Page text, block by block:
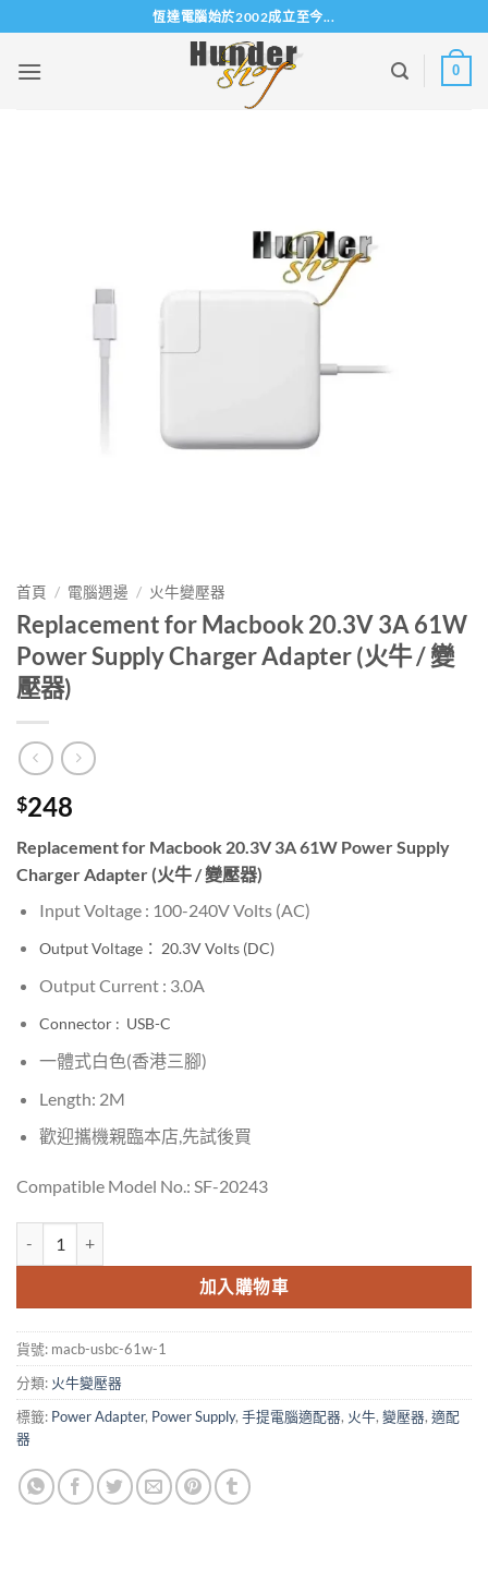
to
content
恆達電腦始於2002成立至今...
0
首頁 / 電腦週邊 / 火牛變壓器
Replacement for Macbook 20.3V 3A 61W
Power Supply Charger Adapter (火牛 / 變
壓器)
$248
Replacement for Macbook 20.3V 3A 61W Power Supply
Charger Adapter (火牛 / 變壓器)
Input Voltage : 100-240VVolts (AC)
Output Voltage： 20.3VVolts (DC)
Output Current : 3.0A
Connector : USB-C
一體式白色(香港三腳)
Length: 2M
歡迎攜機親臨本店,先試後買
Compatible Model No.: SF-20243
加入購物車
貨號: macb-usbc-61w-1
分類: 火牛變壓器
標籤: Power Adapter, Power Supply, 手提電腦適配器, 火牛, 變壓器, 適配
器